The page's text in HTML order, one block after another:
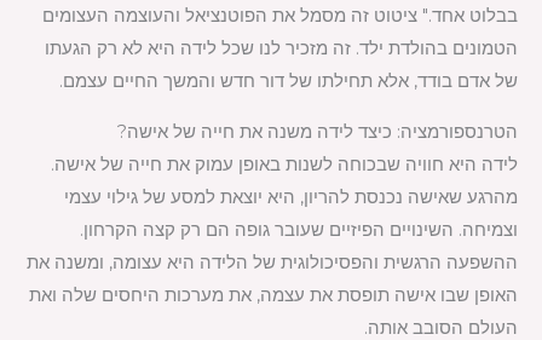
בבלוט אחד." ציטוט זה מסמל את הפוטנציאל והעוצמה העצומים
הטמונים בהולדת ילד. זה מזכיר לנו שכל לידה היא לא רק הגעתו
של אדם בודד, אלא תחילתו של דור חדש והמשך החיים עצמם.
הטרנספורמציה: כיצד לידה משנה את חייה של אישה?
לידה היא חוויה שבכוחה לשנות באופן עמוק את חייה של אישה.
מהרגע שאישה נכנסת להריון, היא יוצאת למסע של גילוי עצמי
וצמיחה. השינויים הפיזיים שעובר גופה הם רק קצה הקרחון.
ההשפעה הרגשית והפסיכולוגית של הלידה היא עצומה, ומשנה את
האופן שבו אישה תופסת את עצמה, את מערכות היחסים שלה ואת
העולם הסובב אותה.